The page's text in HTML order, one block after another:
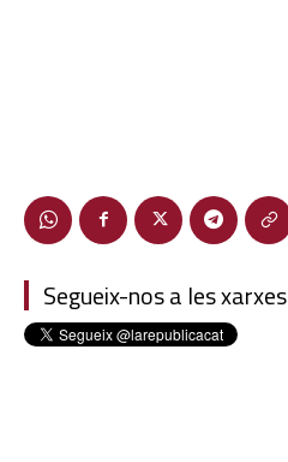
Segueix-nos a les xarxes